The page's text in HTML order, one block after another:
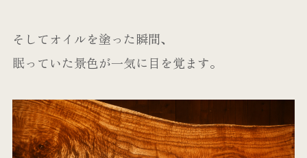
そしてオイルを塗った瞬間、
眠っていた景色が一気に目を覚ます。